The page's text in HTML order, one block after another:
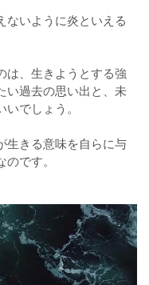
ないように炎といえる
は、生きようとする強
い過去の思い出と、未
でしょう。
生きる意味を自らに与
です。